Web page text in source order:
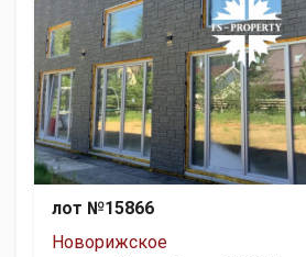
лот №15866
Новорижское